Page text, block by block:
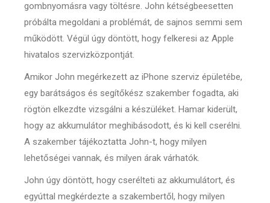
gombnyomásra vagy töltésre. John kétségbeesetten
próbálta megoldani a problémát, de sajnos semmi sem
működött. Végül úgy döntött, hogy felkeresi az Apple
hivatalos szervizközpontját.
Amikor John megérkezett az iPhone szerviz épületébe,
egy barátságos és segítőkész szakember fogadta, aki
rögtön elkezdte vizsgálni a készüléket. Hamar kiderült,
hogy az akkumulátor meghibásodott, és ki kell cserélni.
A szakember tájékoztatta John-t, hogy milyen
lehetőségei vannak, és milyen árak várhatók.
John úgy döntött, hogy cserélteti az akkumulátort, és
egyúttal megkérdezte a szakembertől, hogy milyen